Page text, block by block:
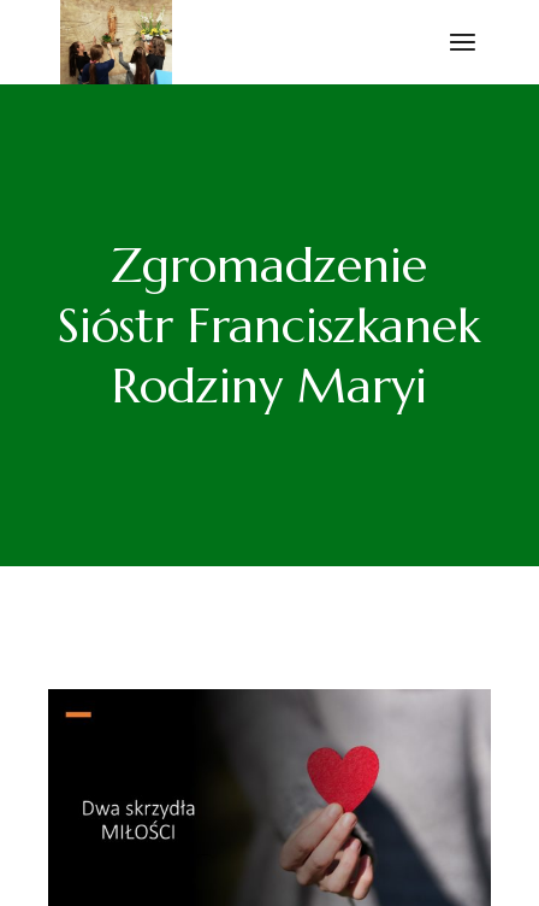
Przejdź
Zgromadzenie
Sióstr Franciszkanek
Rodziny Maryi